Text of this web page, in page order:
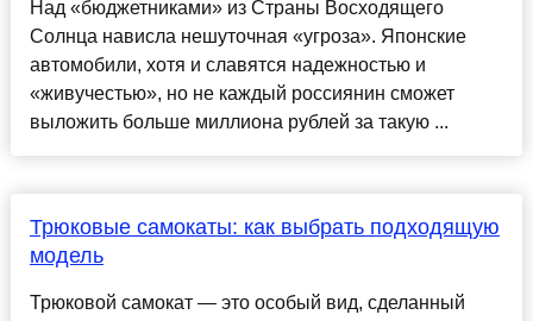
Над «бюджетниками» из Страны Восходящего
Солнца нависла нешуточная «угроза». Японские
автомобили, хотя и славятся надежностью и
«живучестью», но не каждый россиянин сможет
выложить больше миллиона рублей за такую ...
Трюковые самокаты: как выбрать подходящую
модель
Трюковой самокат — это особый вид, сделанный